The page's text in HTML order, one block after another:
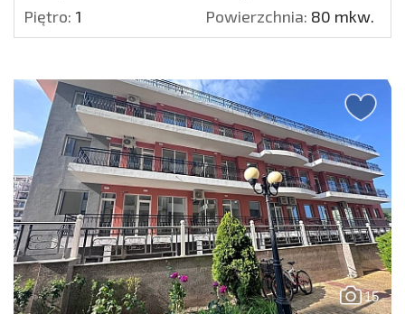
Piętro: 1 Powierzchnia: 80 mkw.
15